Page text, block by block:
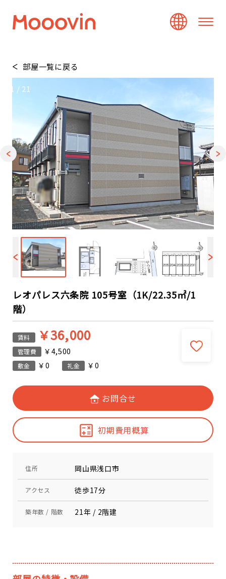
部屋一覧に戻る
1 / 21
レオパレス六条院 105号室（1K/22.35㎡/1
階）
賃料 ￥36,000
管理費 ￥4,500
敷金 ￥0 礼金 ￥0
お問合せ
初期費用概算
住所 岡山県浅口市
アクセス 徒歩17分
築年数 / 階数 21年 / 2階建